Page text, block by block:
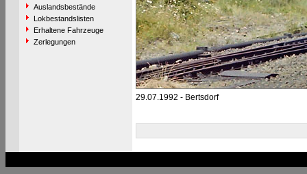
Auslandsbestände
Lokbestandslisten
Erhaltene Fahrzeuge
Zerlegungen
29.07.1992 - Bertsdorf